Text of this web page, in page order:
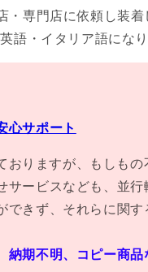
専門店に依頼し装
語・イタリア語にな
心サポート
おりますが、もしも
サービスなども、並
できず、それらに関す
納期不明、コピー商